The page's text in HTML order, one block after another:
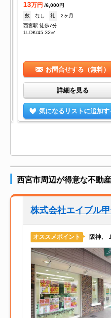
13万円 /6,000円
敷
なし 礼
2ヶ月
西宮駅 徒歩7分
1LDK/45.32㎡
お問合せする（無料）
詳細を見る
気になるリストに追加す
西宮市周辺が得意な不動
株式会社エイブル
オススメポイント 阪神、